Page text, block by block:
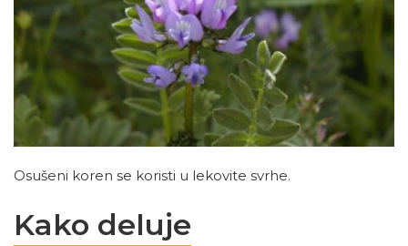
Osušeni koren se koristi u lekovite svrhe.
Kako deluje